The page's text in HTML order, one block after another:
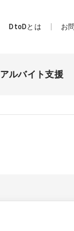
DtoDとは お
アルバイト支援